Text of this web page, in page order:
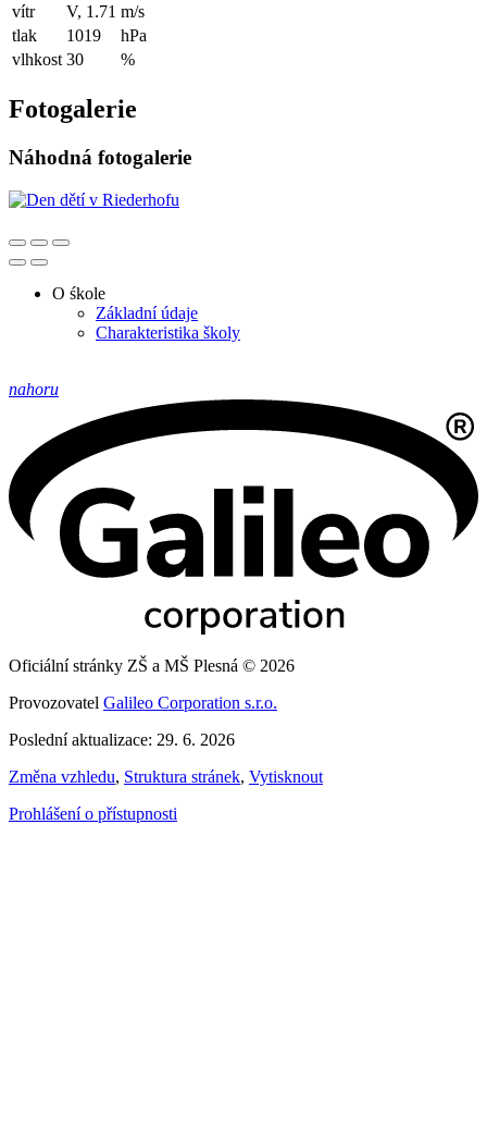
vítr
V, 1.71 m/s
tlak
1019
hPa
vlhkost 30 %
Fotogalerie
Náhodná fotogalerie
O śkole
Základní údaje
Charakteristika školy
nahoru
Oficiální stránky ZŠ a MŠ Plesná © 2026
Provozovatel Galileo Corporation s.r.o.
Poslední aktualizace: 29. 6. 2026
Změna vzhledu, Struktura stránek, Vytisknout
Prohlášení o přístupnosti